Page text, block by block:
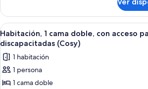
1
habitación
Ver
todas
las
fotos
de
Habitación,
Escritorio,
3
Habitación, 1 cama doble, con acceso
discapacitadas (Cosy)
1 habitación
1 persona
1 cama doble